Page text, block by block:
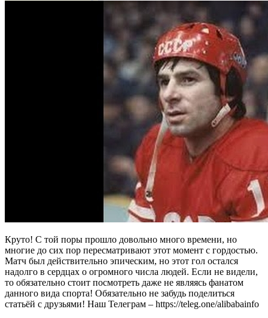
Круто! С той поры прошло довольно много времени, но
многие до сих пор пересматривают этот момент с гордостью.
Матч был действительно эпическим, но этот гол остался
надолго в сердцах о огромного числа людей. Если не видели,
то обязательно стоит посмотреть даже не являясь фанатом
данного вида спорта! Обязательно не забудь поделиться
статьёй с друзьями! Наш Телеграм – https://teleg.one/alibabainfo